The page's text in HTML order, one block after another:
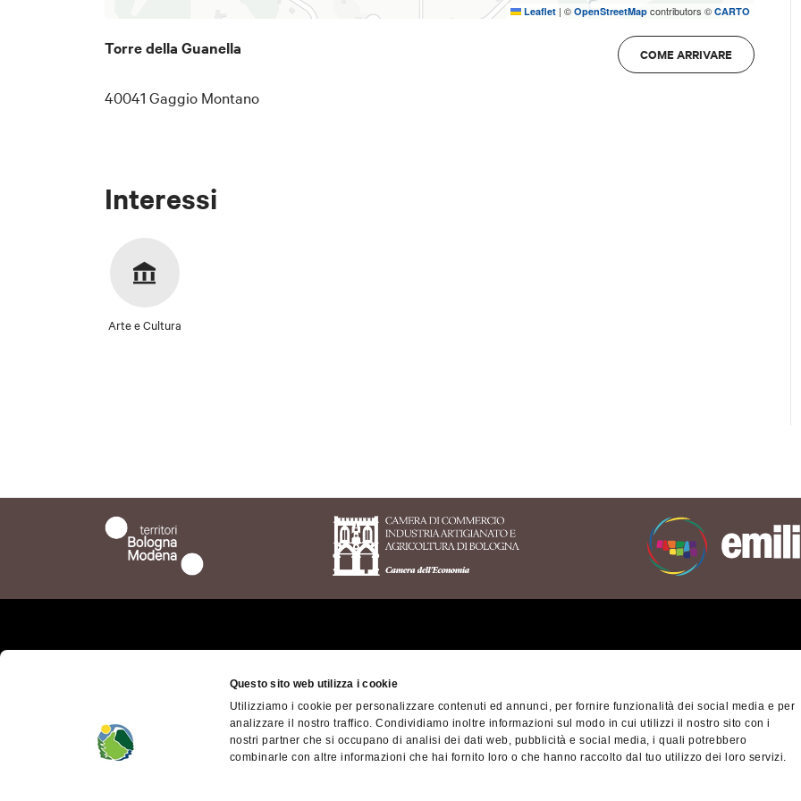
Questo sito web utilizza i cookie
Utilizziamo i cookie per personalizzare contenuti ed annunci, per fornire funzionalità dei social media e per
analizzare il nostro traffico. Condividiamo inoltre informazioni sul modo in cui utilizzi il nostro sito con i
nostri partner che si occupano di analisi dei dati web, pubblicità e social media, i quali potrebbero
combinarle con altre informazioni che hai fornito loro o che hanno raccolto dal tuo utilizzo dei loro servizi.
Leaflet | © OpenStreetMapcontributors © CARTO
Torre della Guanella
40041 Gaggio Montano
COME ARRIVARE
Interessi
Arte e Cultura
Contatti
bolognese
Territorio Turistico Bologna-
Modena
Accessibilità
Privacy policy
© Città